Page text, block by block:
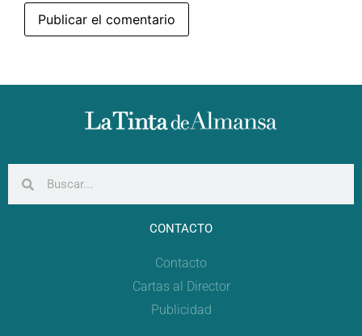
CONTACTO
Contacto
Cartas al Director
Publicidad